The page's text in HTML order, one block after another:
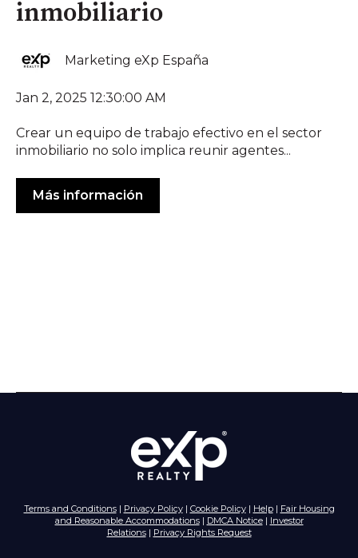
inmobiliario
Marketing eXp España
Jan 2, 2025 12:30:00 AM
Crear un equipo de trabajo efectivo en el sector
inmobiliario no solo implica reunir agentes...
Más información
Terms and Conditions| Privacy Policy| Cookie Policy| Help| Fair Housing
and Reasonable Accommodations| DMCA Notice| Investor
Relations| Privacy Rights Request